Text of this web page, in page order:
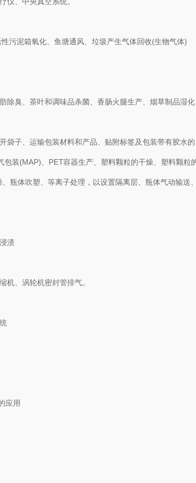
污泥箱氧化、鱼塘通风、垃圾产生气体回收(生物气体)
除臭、茶叶和调味品杀菌、香肠火腿生产、烟草制品湿化
袋子、运输包装材料和产品、贴附标签及包装带有胶水的
装(MAP)、PET容器生产、塑料颗粒的干燥、塑料颗粒
瓶体吹塑、等离子处理，以设置隔离层、瓶体气动输送
渍
机、涡轮机密封管排气。
应用